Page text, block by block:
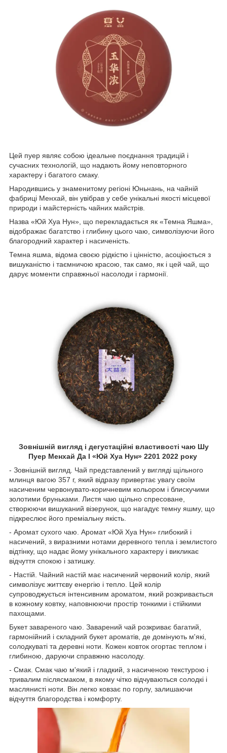
Цей пуер являє собою ідеальне поєднання традицій і
сучасних технологій, що надають йому неповторного
характеру і багатого смаку.
Народившись у знаменитому регіоні Юньнань, на чайній
фабриці Менхай, він увібрав у себе унікальні якості місцевої
природи і майстерність чайних майстрів.
Назва «Юй Хуа Нун», що перекладається як «Темна Яшма»,
відображає багатство і глибину цього чаю, символізуючи його
благородний характер і насиченість.
Темна яшма, відома своєю рідкістю і цінністю, асоціюється з
вишуканістю і таємничою красою, так само, як і цей чай, що
дарує моменти справжньої насолоди і гармонії.
Зовнішній вигляд і дегустаційні властивості чаю Шу
Пуер Менхай Да І «Юй Хуа Нун» 2201 2022 року
- Зовнішній вигляд. Чай представлений у вигляді щільного
млинця вагою 357 г, який відразу привертає увагу своїм
насиченим червонувато-коричневим кольором і блискучими
золотими бруньками. Листя чаю щільно спресоване,
створюючи вишуканий візерунок, що нагадує темну яшму, що
підкреслює його преміальну якість.
- Аромат сухого чаю. Аромат «Юй Хуа Нун» глибокий і
насичений, з виразними нотами деревного тепла і землистого
відтінку, що надає йому унікального характеру і викликає
відчуття спокою і затишку.
- Настій. Чайний настій має насичений червоний колір, який
символізує життєву енергію і тепло. Цей колір
супроводжується інтенсивним ароматом, який розкривається
в кожному ковтку, наповнюючи простір тонкими і стійкими
пахощами.
Букет завареного чаю. Заварений чай розкриває багатий,
гармонійний і складний букет ароматів, де домінують м'які,
солодкуваті та деревні ноти. Кожен ковток огортає теплом і
глибиною, даруючи справжню насолоду.
- Смак. Смак чаю м'який і гладкий, з насиченою текстурою і
тривалим післясмаком, в якому чітко відчуваються солодкі і
маслянисті ноти. Він легко ковзає по горлу, залишаючи
відчуття благородства і комфорту.